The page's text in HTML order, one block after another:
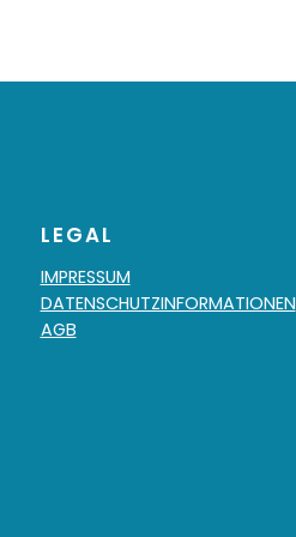
LEGAL
IMPRESSUM
DATENSCHUTZINFORMATIONEN
AGB